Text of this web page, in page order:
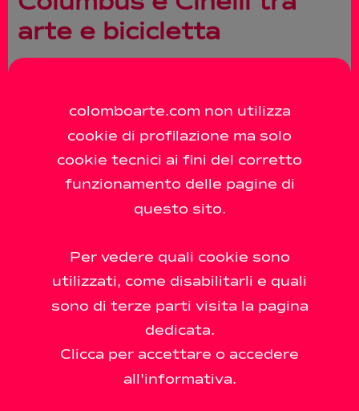
colomboarte.com non utilizza
cookie di profilazione ma solo
cookie tecnici ai fini del corretto
funzionamento delle pagine di
questo sito.
Per vedere quali cookie sono
utilizzati, come disabilitarli e quali
sono di terze parti visita la pagina
dedicata.
Clicca per accettare o accedere
all'informativa.
arte e bicicletta
25.02.2021 Finalmente dopo indispensabili
rinvii, riprende la corsa in prossimità del
traguardo, terzo e ultimo atto di un percorso
Via Solferino, 44
20121 Milan (MI)